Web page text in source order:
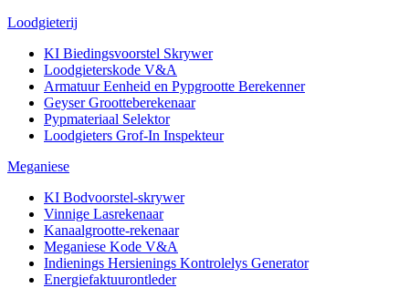
Loodgieterij
KI Biedingsvoorstel Skrywer
Loodgieterskode V&A
Armatuur Eenheid en Pypgrootte Berekenner
Geyser Grootteberekenaar
Pypmateriaal Selektor
Loodgieters Grof-In Inspekteur
Meganiese
KI Bodvoorstel-skrywer
Vinnige Lasrekenaar
Kanaalgrootte-rekenaar
Meganiese Kode V&A
Indienings Hersienings Kontrolelys Generator
Energiefaktuurontleder